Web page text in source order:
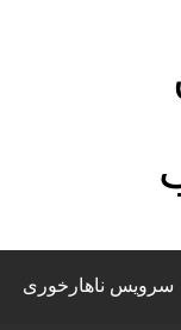
سرویس ناهارخوری